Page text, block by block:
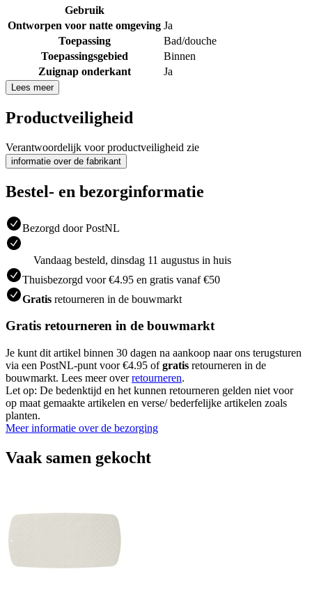
Gebruik
Ontworpen voor natte omgeving Ja
Toepassing
Bad/douche
Toepassingsgebied
Binnen
Zuignap onderkant
Ja
Lees meer
Productveiligheid
Verantwoordelijk voor productveiligheid zie
informatie over de fabrikant
Bestel- en bezorginformatie
Bezorgd door PostNL
Vandaag besteld, dinsdag 11 augustus in huis
Thuisbezorgd voor €4.95 en gratis vanaf €50
Gratis retourneren in de bouwmarkt
Gratis retourneren in de bouwmarkt
Je kunt dit artikel binnen 30 dagen na aankoop naar ons terugsturen
via een PostNL-punt voor €4.95 ofgratis retourneren in de
bouwmarkt. Lees meer overretourneren.
Let op: De bedenktijd en het kunnen retourneren gelden niet voor
op maat gemaakte artikelen en verse/ bederfelijke artikelen zoals
planten.
Meer informatie over de bezorging
Vaak samen gekocht